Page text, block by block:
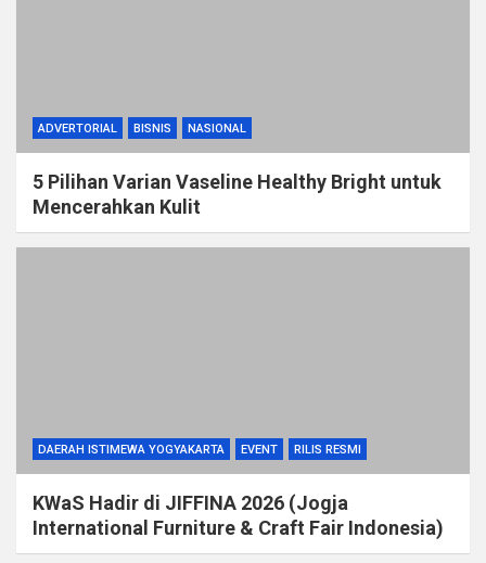
ADVERTORIAL BISNIS NASIONAL
5 Pilihan Varian Vaseline Healthy Bright untuk
Mencerahkan Kulit
DAERAH ISTIMEWA YOGYAKARTA EVENT RILIS RESMI
KWaS Hadir di JIFFINA 2026 (Jogja
International Furniture & Craft Fair Indonesia)